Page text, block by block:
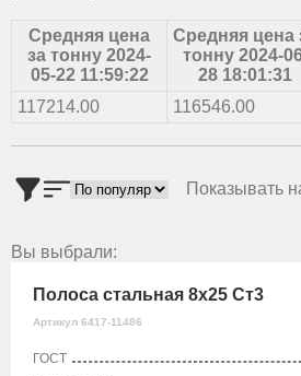
Средняя цена
за тонну 2024-
05-22 11:59:22
Средняя цена
тонну 2024-
28 18:01:31
117214.00 116546.00
Показывать
Вы выбрали:
Полоса стальная 8х25 Ст3
Артикул 6417-11486
ГОСТ